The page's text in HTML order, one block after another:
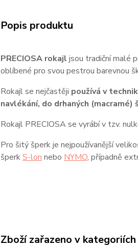
Popis produktu
PRECIOSA rokajl jsou tradiční malé
oblíbené pro svou pestrou barevnou
Rokajl se nejčastěji používá v
navlékání, do drhaných (macramé)
Rokajl PRECIOSA se vyrábí v tzv.
Pro šitý šperk je nejpoužívanější
šperkS-lon nebo NYMO, případně
Zboží zařazeno v kategoriích